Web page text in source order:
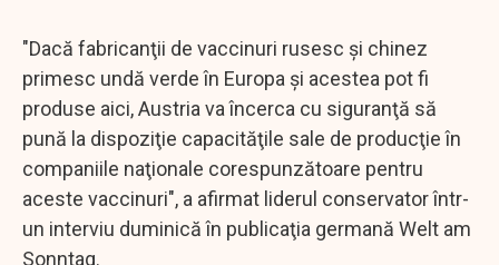
"Dacă fabricanţii de vaccinuri rusesc şi chinez
primesc undă verde în Europa şi acestea pot fi
produse aici, Austria va încerca cu siguranţă să
pună la dispoziţie capacităţile sale de producţie în
companiile naţionale corespunzătoare pentru
aceste vaccinuri", a afirmat liderul conservator într-
un interviu duminică în publicaţia germană Welt am
Sonntag.